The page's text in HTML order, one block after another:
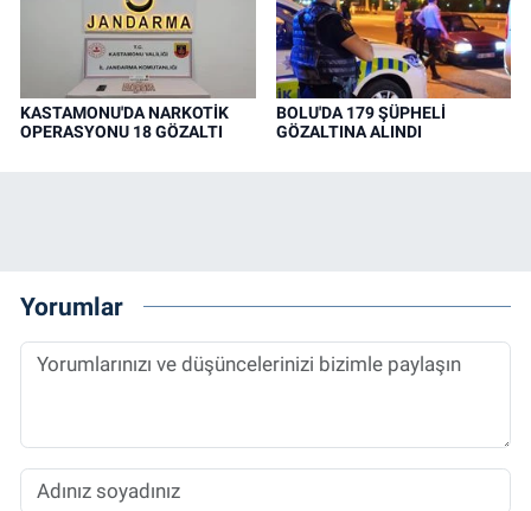
KASTAMONU'DA NARKOTİK
OPERASYONU 18 GÖZALTI
BOLU'DA 179 ŞÜPHELİ
GÖZALTINA ALINDI
Yorumlar